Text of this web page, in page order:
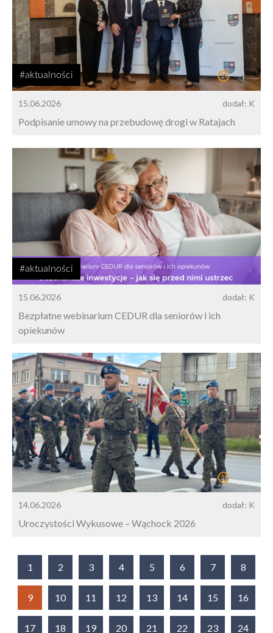
#aktualności
15.06.2026 dodał: K
Podpisanie umowy na przebudowę drogi w Ratajach
#aktualności
15.06.2026 dodał: K
Bezpłatne webinarium CEDUR dla seniorów i ich
opiekunów
14.06.2026 dodał: K
Uroczystości Wykusowe – Wąchock 2026
1 2 3 4 5 6 7 8
9 10 11 12 13 14 15 16
17 18 19 20 21 22 23 24